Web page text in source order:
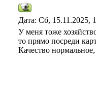
Дата: Сб, 15.11.2025,
У меня тоже
то прямо посреди
Качество